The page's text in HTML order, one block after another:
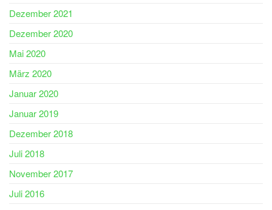
Dezember 2021
Dezember 2020
Mai 2020
März 2020
Januar 2020
Januar 2019
Dezember 2018
Juli 2018
November 2017
Juli 2016